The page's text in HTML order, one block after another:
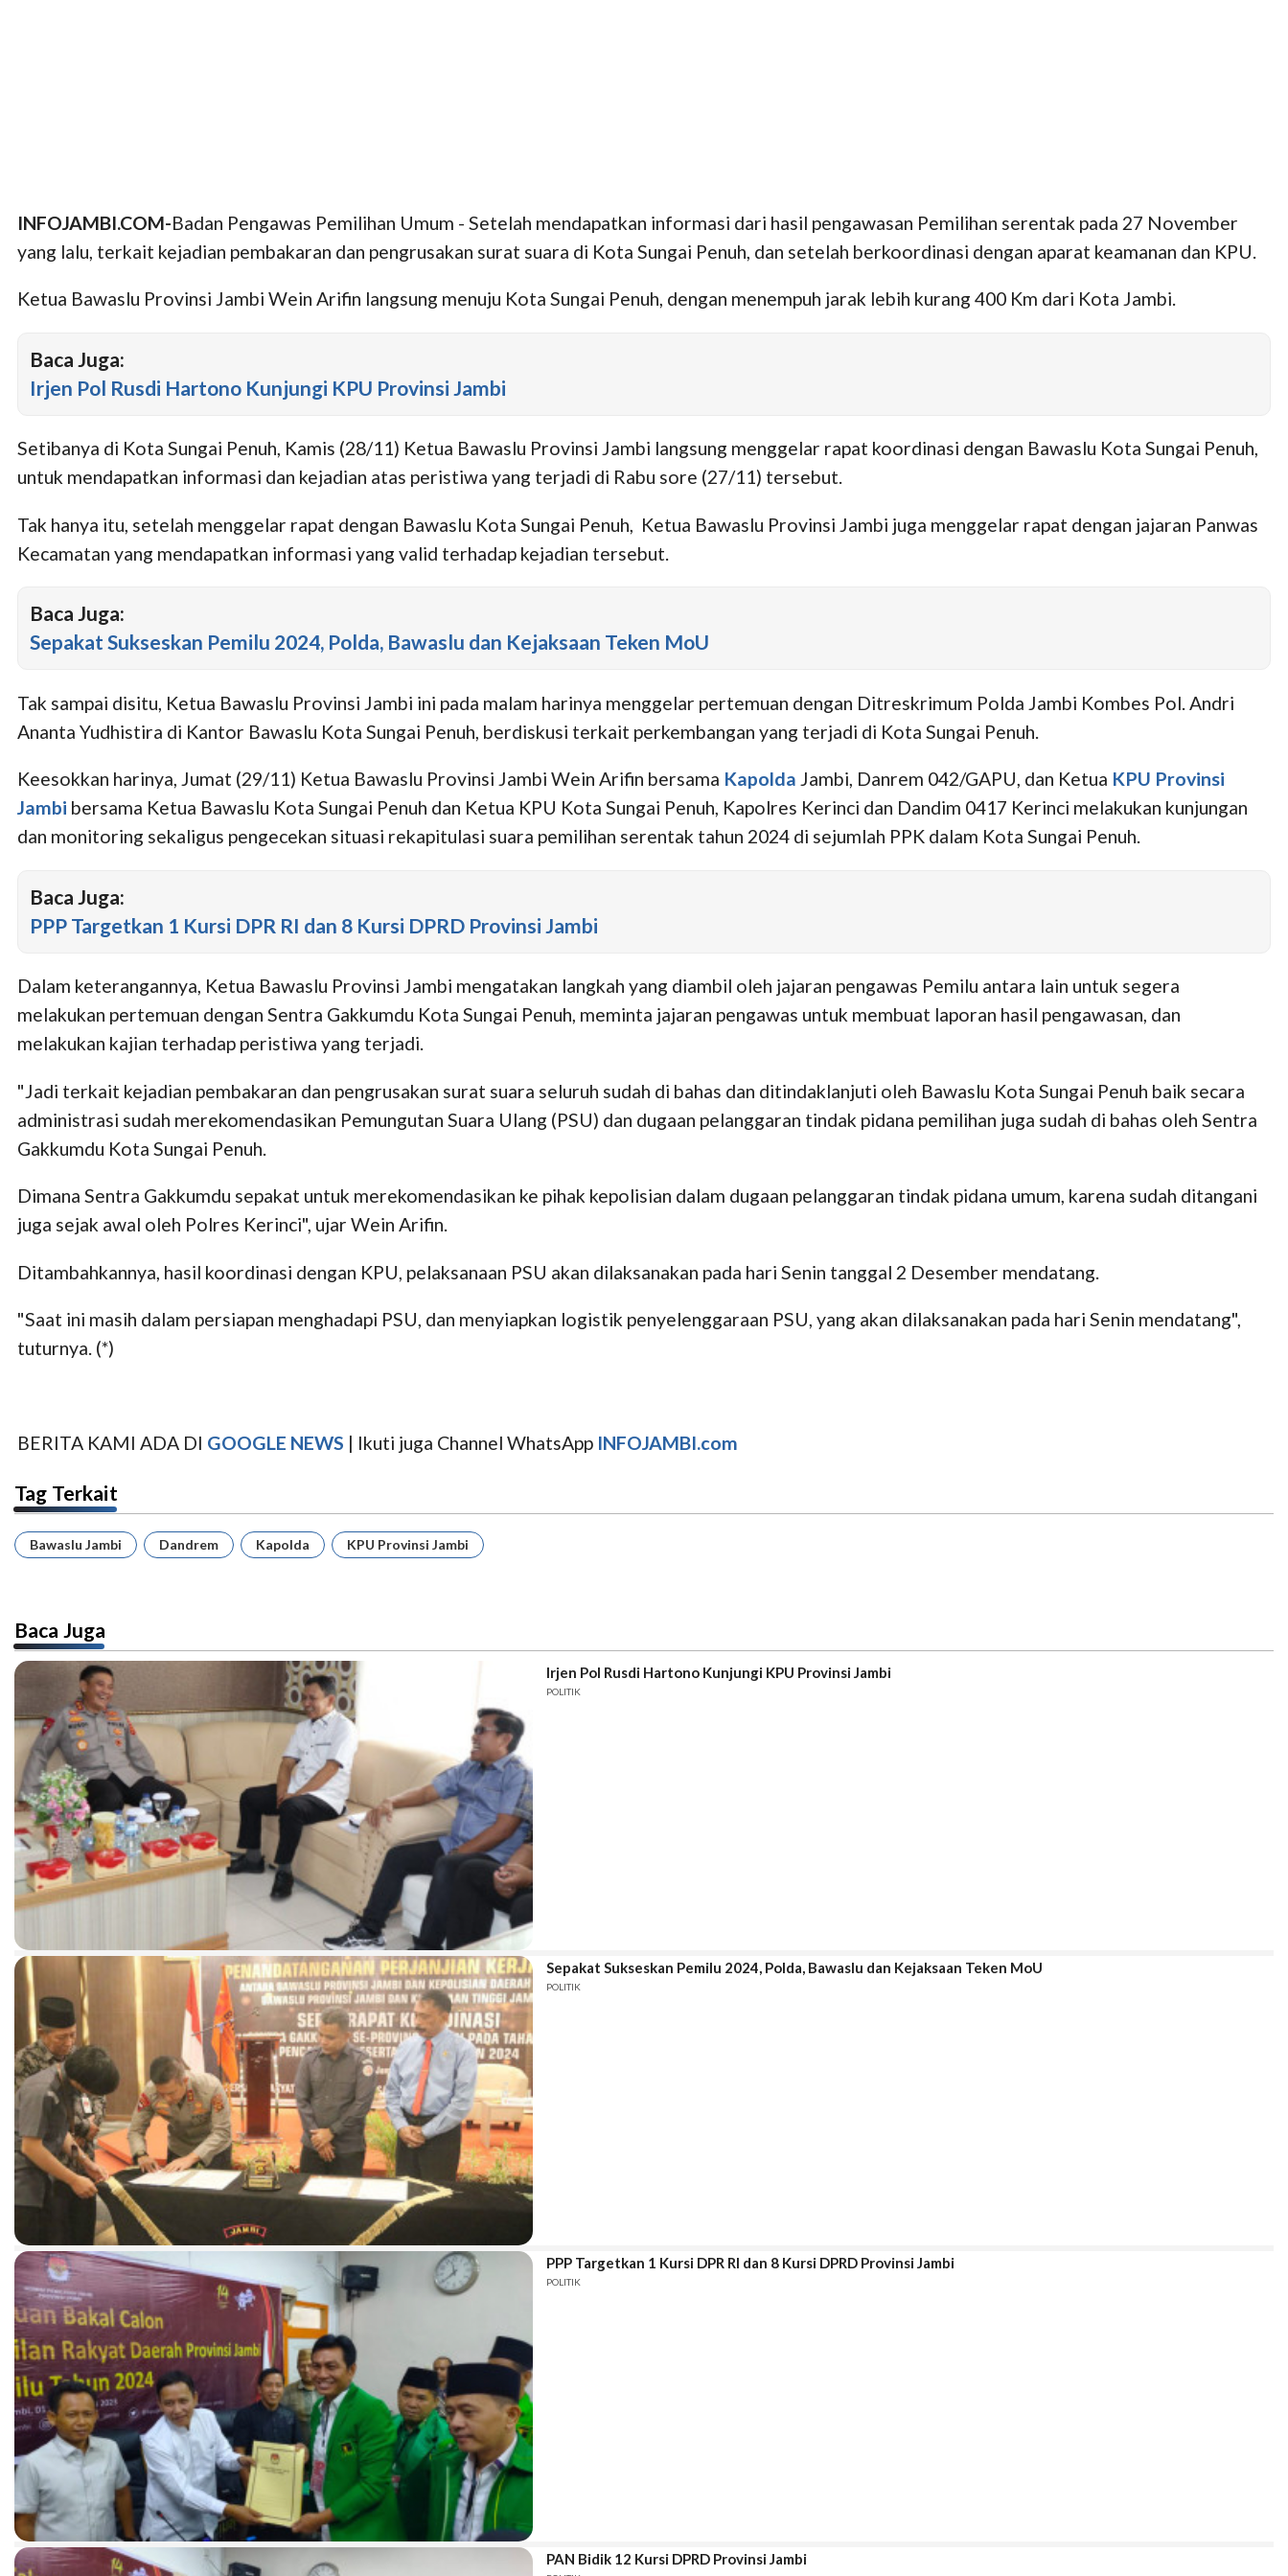
INFOJAMBI.COM-Badan Pengawas Pemilihan Umum - Setelah mendapatkan informasi dari hasil pengawasan Pemilihan serentak pada 27 November
yang lalu, terkait kejadian pembakaran dan pengrusakan surat suara di Kota Sungai Penuh, dan setelah berkoordinasi dengan aparat keamanan dan KPU.
Ketua Bawaslu Provinsi Jambi Wein Arifin langsung menuju Kota Sungai Penuh, dengan menempuh jarak lebih kurang 400 Km dari Kota Jambi.
Baca Juga:
Irjen Pol Rusdi Hartono Kunjungi KPU Provinsi Jambi
Setibanya di Kota Sungai Penuh, Kamis (28/11) Ketua Bawaslu Provinsi Jambi langsung menggelar rapat koordinasi dengan Bawaslu Kota Sungai Penuh,
untuk mendapatkan informasi dan kejadian atas peristiwa yang terjadi di Rabu sore (27/11) tersebut.
Tak hanya itu, setelah menggelar rapat dengan Bawaslu Kota Sungai Penuh, Ketua Bawaslu Provinsi Jambi juga menggelar rapat dengan jajaran Panwas
Kecamatan yang mendapatkan informasi yang valid terhadap kejadian tersebut.
Baca Juga:
Sepakat Sukseskan Pemilu 2024, Polda, Bawaslu dan Kejaksaan Teken MoU
Tak sampai disitu, Ketua Bawaslu Provinsi Jambi ini pada malam harinya menggelar pertemuan dengan Ditreskrimum Polda Jambi Kombes Pol. Andri
Ananta Yudhistira di Kantor Bawaslu Kota Sungai Penuh, berdiskusi terkait perkembangan yang terjadi di Kota Sungai Penuh.
Keesokkan harinya, Jumat (29/11) Ketua Bawaslu Provinsi Jambi Wein Arifin bersama Kapolda Jambi, Danrem 042/GAPU, dan Ketua KPU Provinsi
Jambi bersama Ketua Bawaslu Kota Sungai Penuh dan Ketua KPU Kota Sungai Penuh, Kapolres Kerinci dan Dandim 0417 Kerinci melakukan kunjungan
dan monitoring sekaligus pengecekan situasi rekapitulasi suara pemilihan serentak tahun 2024 di sejumlah PPK dalam Kota Sungai Penuh.
Baca Juga:
PPP Targetkan 1 Kursi DPR RI dan 8 Kursi DPRD Provinsi Jambi
Dalam keterangannya, Ketua Bawaslu Provinsi Jambi mengatakan langkah yang diambil oleh jajaran pengawas Pemilu antara lain untuk segera
melakukan pertemuan dengan Sentra Gakkumdu Kota Sungai Penuh, meminta jajaran pengawas untuk membuat laporan hasil pengawasan, dan
melakukan kajian terhadap peristiwa yang terjadi.
"Jadi terkait kejadian pembakaran dan pengrusakan surat suara seluruh sudah di bahas dan ditindaklanjuti oleh Bawaslu Kota Sungai Penuh baik secara
administrasi sudah merekomendasikan Pemungutan Suara Ulang (PSU) dan dugaan pelanggaran tindak pidana pemilihan juga sudah di bahas oleh Sentra
Gakkumdu Kota Sungai Penuh.
Dimana Sentra Gakkumdu sepakat untuk merekomendasikan ke pihak kepolisian dalam dugaan pelanggaran tindak pidana umum, karena sudah ditangani
juga sejak awal oleh Polres Kerinci", ujar Wein Arifin.
Ditambahkannya, hasil koordinasi dengan KPU, pelaksanaan PSU akan dilaksanakan pada hari Senin tanggal 2 Desember mendatang.
"Saat ini masih dalam persiapan menghadapi PSU, dan menyiapkan logistik penyelenggaraan PSU, yang akan dilaksanakan pada hari Senin mendatang",
tuturnya. (*)
BERITA KAMI ADA DI GOOGLE NEWS | Ikuti juga Channel WhatsApp INFOJAMBI.com
Tag Terkait
Bawaslu Jambi Dandrem Kapolda KPU Provinsi Jambi
Baca Juga
Irjen Pol Rusdi Hartono Kunjungi KPU Provinsi Jambi
POLITIK
Sepakat Sukseskan Pemilu 2024, Polda, Bawaslu dan Kejaksaan Teken MoU
POLITIK
PPP Targetkan 1 Kursi DPR RI dan 8 Kursi DPRD Provinsi Jambi
POLITIK
PAN Bidik 12 Kursi DPRD Provinsi Jambi